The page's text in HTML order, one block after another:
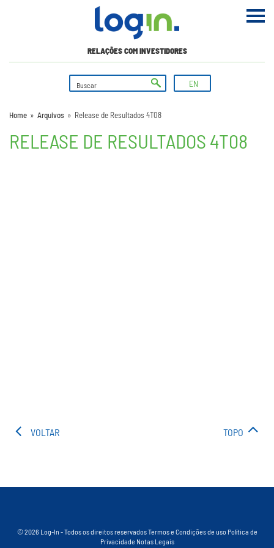
RELAÇÕES COM INVESTIDORES
EN
Home » Arquivos » Release de Resultados 4T08
RELEASE DE RESULTADOS 4T08
VOLTAR TOPO
© 2026 Log-In - Todos os direitos reservadosTermos e Condições de uso Política de
Privacidade Notas Legais